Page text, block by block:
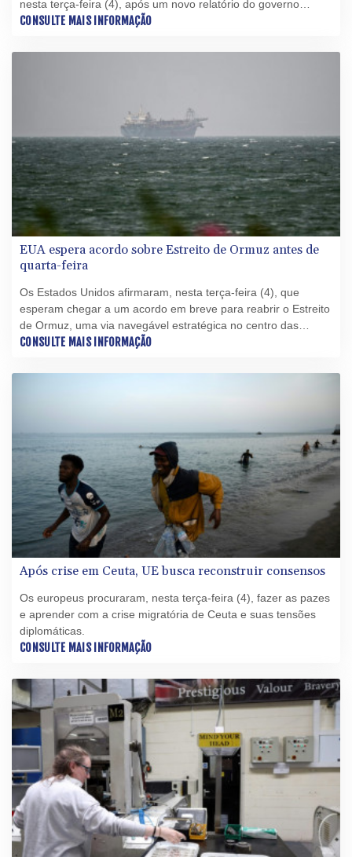
nesta terça-feira (4), após um novo relatório do governo
destacar novamente os crescentes riscos representados por
CONSULTE MAIS INFORMAÇÃO
EUA espera acordo sobre Estreito de Ormuz antes de
quarta-feira
Os Estados Unidos afirmaram, nesta terça-feira (4), que
esperam chegar a um acordo em breve para reabrir o Estreito
de Ormuz, uma via navegável estratégica no centro das
tensões entre Washington e Irã.
CONSULTE MAIS INFORMAÇÃO
Após crise em Ceuta, UE busca reconstruir consensos
Os europeus procuraram, nesta terça-feira (4), fazer as pazes
e aprender com a crise migratória de Ceuta e suas tensões
diplomáticas.
CONSULTE MAIS INFORMAÇÃO